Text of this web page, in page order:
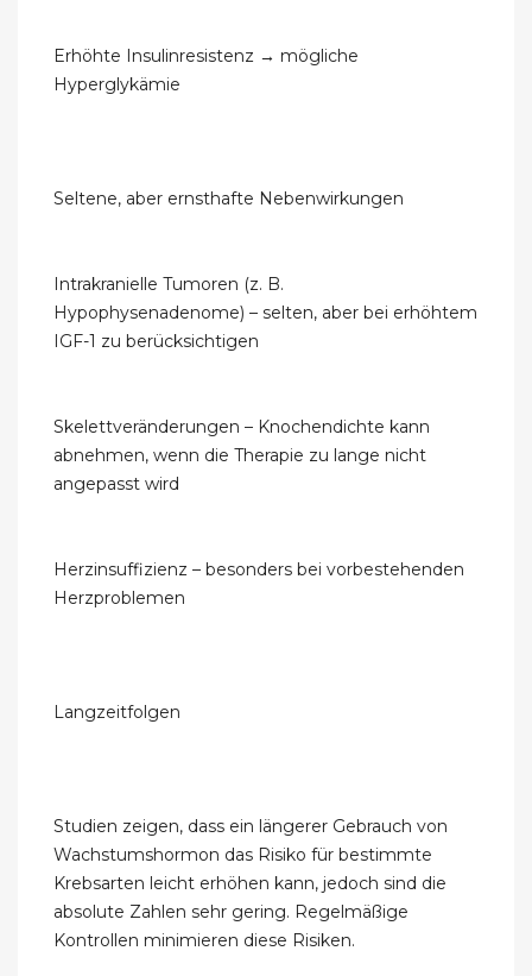
Erhöhte Insulinresistenz → mögliche
Hyperglykämie
Seltene, aber ernsthafte Nebenwirkungen
Intrakranielle Tumoren (z. B.
Hypophysenadenome) – selten, aber bei erhöhtem
IGF-1 zu berücksichtigen
Skelettveränderungen – Knochendichte kann
abnehmen, wenn die Therapie zu lange nicht
angepasst wird
Herzinsuffizienz – besonders bei vorbestehenden
Herzproblemen
Langzeitfolgen
Studien zeigen, dass ein längerer Gebrauch von
Wachstumshormon das Risiko für bestimmte
Krebsarten leicht erhöhen kann, jedoch sind die
absolute Zahlen sehr gering. Regelmäßige
Kontrollen minimieren diese Risiken.